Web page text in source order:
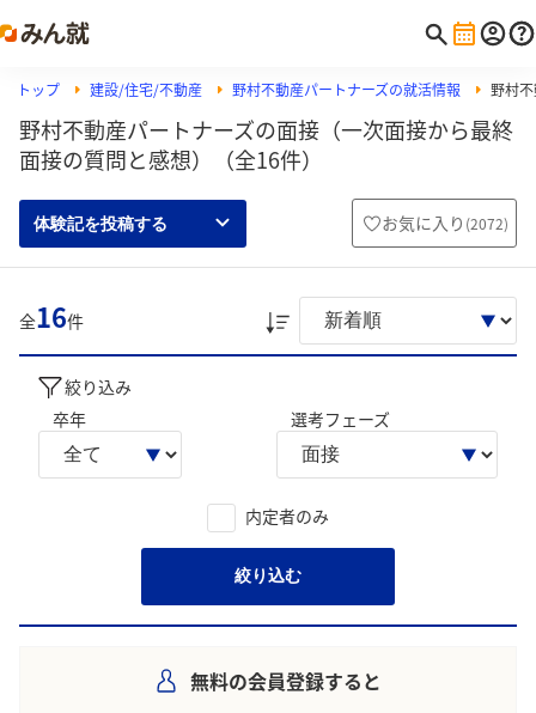
トップ 建設/住宅/不動産 野村不動産パートナーズの就活情報 野村
野村不動産パートナーズの面接（一次面接から最終
面接の質問と感想）（全16件）
体験記を投稿する お気に入り (2072)
全16件
絞り込み
卒年
選考フェーズ
内定者のみ
絞り込む
無料の会員登録すると